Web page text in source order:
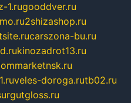
1.rugooddver.ru
2shizashop.ru
carszona-bu.ru
kinozadrot13.ru
veles-doroga.rutb02.ru